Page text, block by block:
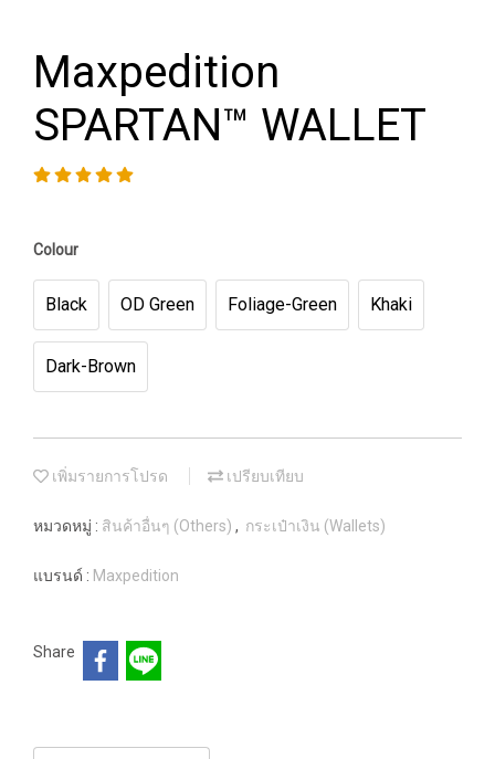
Maxpedition
SPARTAN™ WALLET
Colour
Black OD Green Foliage-Green Khaki
Dark-Brown
เพิ่มรายการโปรด เปรียบเทียบ
หมวดหมู่ : สินค้าอื่นๆ (Others) , กระเป๋าเงิน (Wallets)
แบรนด์ : Maxpedition
Share